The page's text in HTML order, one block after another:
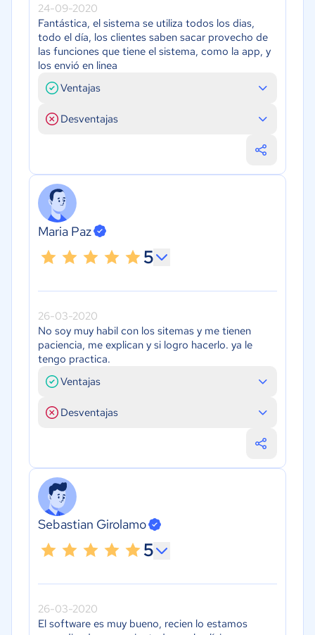
24-09-2020
Fantástica, el sistema se utiliza todos los dias,
todo el día, los clientes saben sacar provecho de
las funciones que tiene el sistema, como la app, y
los envió en linea
Ventajas
Desventajas
Maria Paz
5
26-03-2020
No soy muy habil con los sitemas y me tienen
paciencia, me explican y si logro hacerlo. ya le
tengo practica.
Ventajas
Desventajas
Sebastian Girolamo
5
26-03-2020
El software es muy bueno, recien lo estamos